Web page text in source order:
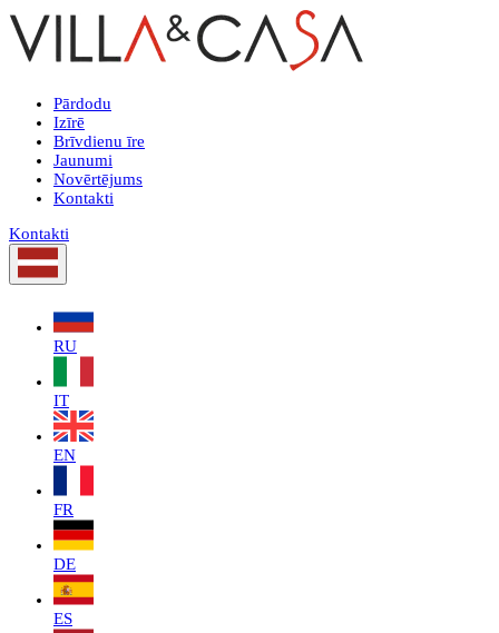
Pārdodu
Izīrē
Brīvdienu īre
Jaunumi
Novērtējums
Kontakti
Kontakti
RU
IT
EN
FR
DE
ES